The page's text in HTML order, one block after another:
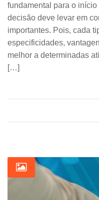
fundamental para o
decisão deve levar em
importantes. Pois, cada
especificidades,
melhor a determinadas
[…]